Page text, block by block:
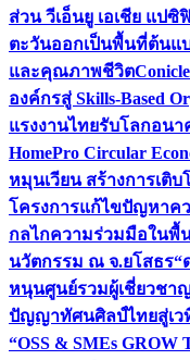
ส่วน วีเอ็นยู เอเชีย แป
ตะวันออกเป็นพื้นที่ต้นแ
และคุณภาพชีวิต
องค์กรสู่ Skills-Based
แรงงานไทยรับโลกอนา
HomePro Circular
หมุนเวียน สร้างการเติบ
โครงการแก้ไขปัญหาค
กลไกความร่วมมือในพื้
นวัตกรรม ณ จ.ยโสธร“
หนุนศูนย์รวมผู้เชี่ยวชา
ปัญญาทัศนศิลป์ไทยสู่เว
“OSS & SMEs